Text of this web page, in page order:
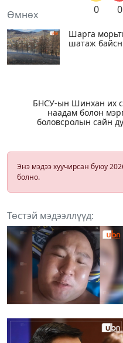
0 0
Өмнөх
Шарга
шатаж
БНСУ-ын Шинхан их
наадам болон
боловсролын сайн
Энэ мэдээ хуучирсан буюу
болно.
Төстэй мэдээллүүд: